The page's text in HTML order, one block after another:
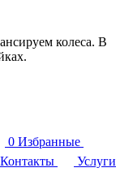
колеса. В
0 Избранные
Контакты Услуги